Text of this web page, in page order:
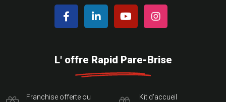
L' offre Rapid Pare-Brise
Franchise offerte ou
Kit d'accueil